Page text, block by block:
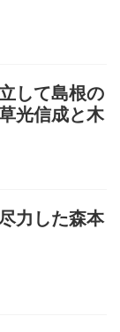
して島根の
光信成と木
力した森本